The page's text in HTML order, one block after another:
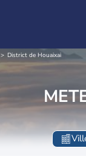
District de Houaixai